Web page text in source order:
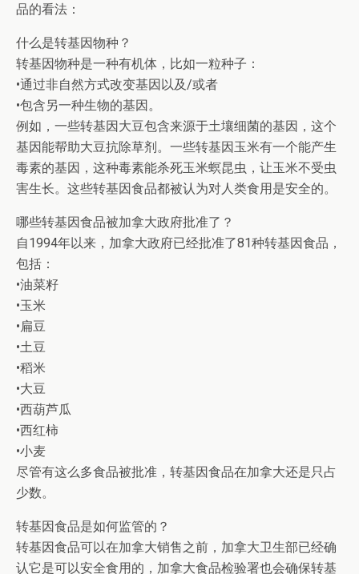
品的看法：
什么是转基因物种？
转基因物种是一种有机体，比如一粒种子：
•通过非自然方式改变基因以及/或者
•包含另一种生物的基因。
例如，一些转基因大豆包含来源于土壤细菌的基因，这个
基因能帮助大豆抗除草剂。一些转基因玉米有一个能产生
毒素的基因，这种毒素能杀死玉米螟昆虫，让玉米不受虫
害生长。这些转基因食品都被认为对人类食用是安全的。
哪些转基因食品被加拿大政府批准了？
自1994年以来，加拿大政府已经批准了81种转基因食品，
包括：
•油菜籽
•玉米
•扁豆
•土豆
•稻米
•大豆
•西葫芦瓜
•西红柿
•小麦
尽管有这么多食品被批准，转基因食品在加拿大还是只占
少数。
转基因食品是如何监管的？
转基因食品可以在加拿大销售之前，加拿大卫生部已经确
认它是可以安全食用的，加拿大食品检验署也会确保转基